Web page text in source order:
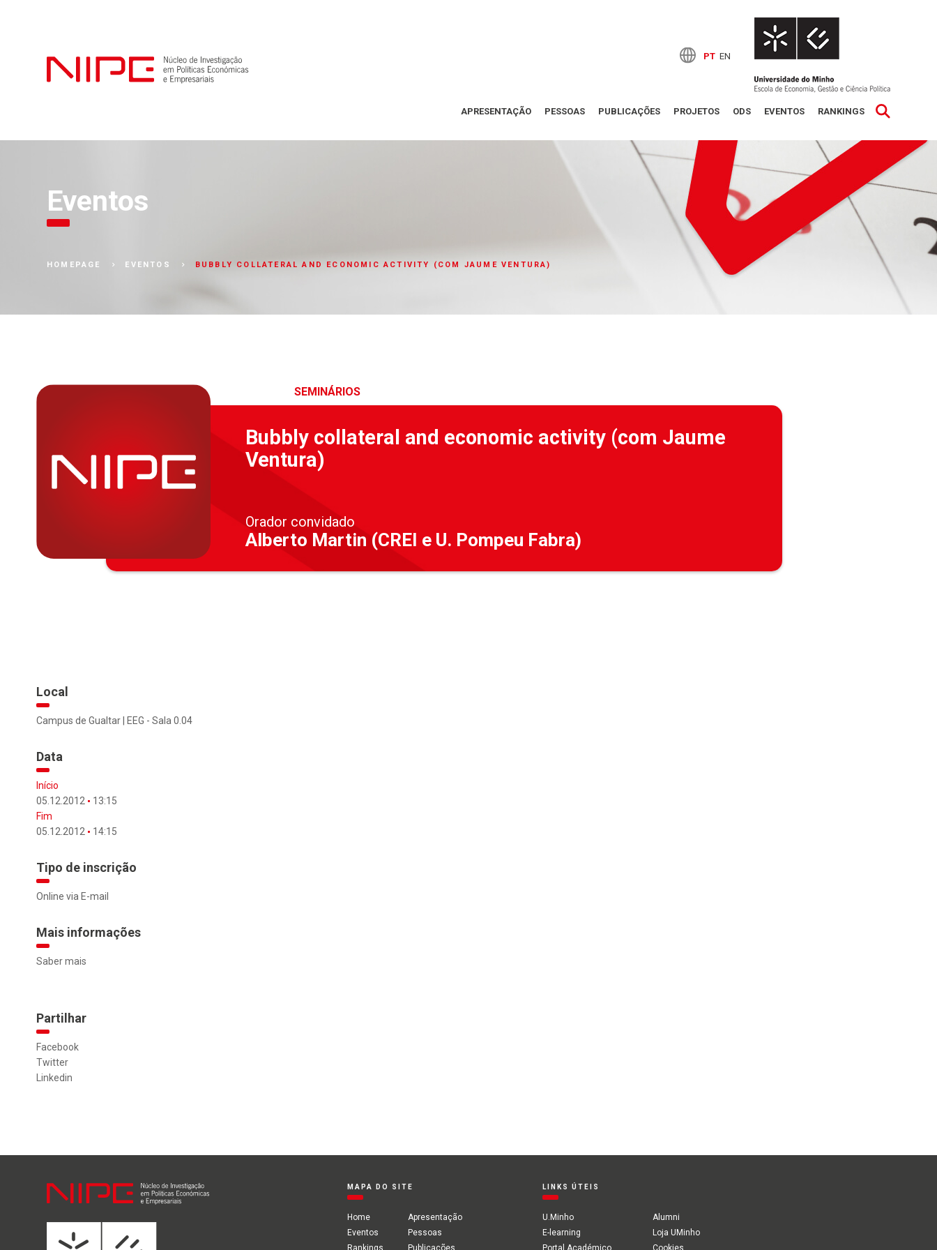
PT EN
APRESENTAÇÃO PESSOAS PUBLICAÇÕES PROJETOS ODS EVENTOS RANKINGS
Eventos
HOMEPAGE EVENTOS BUBBLY COLLATERAL AND ECONOMIC ACTIVITY (COM JAUME VENTURA)
SEMINÁRIOS
Bubbly collateral and economic activity (com Jaume
Ventura)
Orador convidado
Alberto Martin (CREI e U. Pompeu Fabra)
Local
Campus de Gualtar | EEG - Sala 0.04
Data
Início
05.12.2012
13:15
Fim
05.12.2012
14:15
Tipo de inscrição
Online via E-mail
Mais informações
Saber mais
Partilhar
Facebook
Twitter
Linkedin
MAPA DO SITE
Home
Apresentação
Eventos
Pessoas
Rankings
Publicações
LINKS ÚTEIS
U.Minho
Alumni
E-learning
Loja UMinho
Portal Académico
Cookies